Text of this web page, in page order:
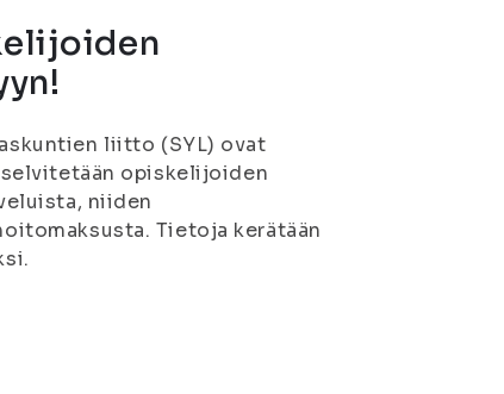
liitto (SYL) ovat
opiskelijoiden
niiden
Tietoja kerätään